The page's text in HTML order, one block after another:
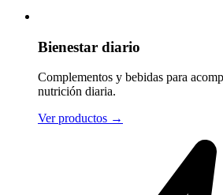
Bienestar diario
Complementos y bebidas para
nutrición diaria.
Ver productos →